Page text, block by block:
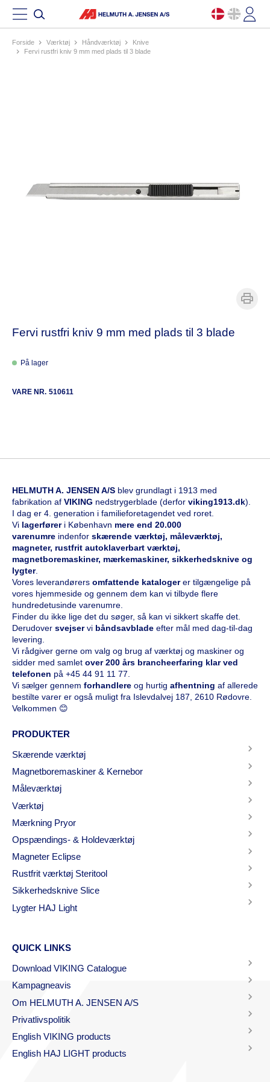
Forside værktøj håndværktøj
knive
fervi rustfri kniv 9 mm med plads til 3 blade
Fervi rustfri kniv 9 mm med plads til 3 blade
På lager
VARE NR. 510611
HELMUTH A. JENSEN A/S blev grundlagt i 1913 med
fabrikation af VIKING nedstrygerblade (derfor viking1913.dk).
I dag er 4. generation i familieforetagendet ved roret.
Vi lagerfører i København mere end 20.000
varenumre indenfor skærende værktøj, måleværktøj,
magneter, rustfrit autoklaverbart værktøj,
magnetboremaskiner, mærkemaskiner, sikkerhedsknive og
lygter.
Vores leverandørers omfattende katalogerer tilgængelige på
vores hjemmeside og gennem dem kan vi tilbyde flere
hundredetusinde varenumre.
Finder du ikke lige det du søger, så kan vi sikkert skaffe det.
Derudover svejservi båndsavblade efter mål med dag-til-dag
levering.
Vi rådgiver gerne om valg og brug af værktøj og maskiner og
sidder med samlet over 200 års brancheerfaring klar ved
telefonen på +45 44 91 11 77
Vi sælger gennem forhandlere og hurtig afhentning af allerede
bestilte varer er også muligt fra Islevdalvej 187, 2610 Rødovre.
Velkommen 😊
PRODUKTER
Skærende værktøj
Magnetboremaskiner & Kernebor
Måleværktøj
Værktøj
Mærkning Pryor
Opspændings- & Holdeværktøj
Magneter Eclipse
Rustfrit værktøj Steritool
Sikkerhedsknive Slice
Lygter HAJ Light
QUICK LINKS
Download VIKING Catalogue
Kampagneavis
Om HELMUTH A. JENSEN A/S
Privatlivspolitik
English VIKING products
English HAJ LIGHT products